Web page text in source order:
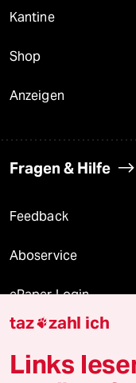
Kantine
Shop
Anzeigen
Fragen & Hilfe
Feedback
Aboservice
ePaper Login
Downloads für
taz zahl ich
Links